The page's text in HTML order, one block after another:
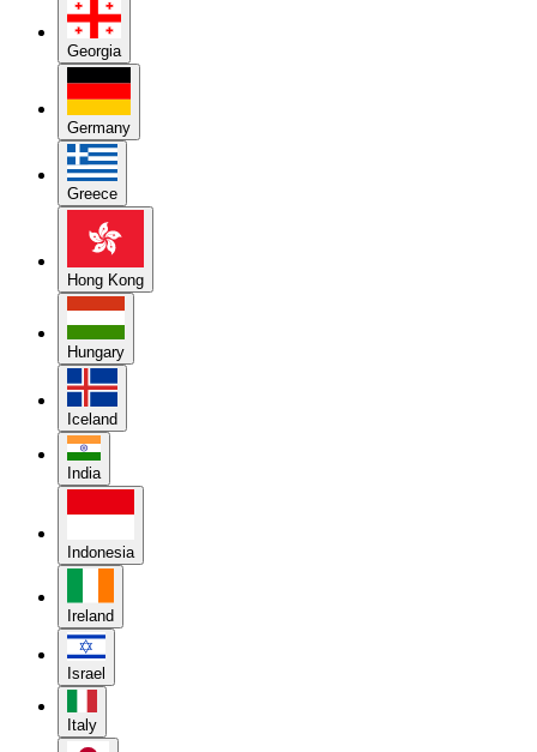
Georgia
Germany
Greece
Hong Kong
Hungary
Iceland
India
Indonesia
Ireland
Israel
Italy